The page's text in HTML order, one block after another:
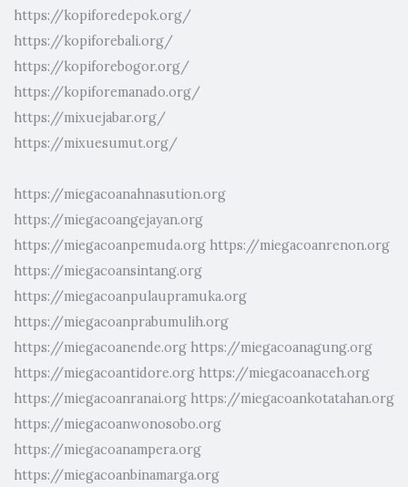
https://kopiforedepok.org/
https://kopiforebali.org/
https://kopiforebogor.org/
https://kopiforemanado.org/
https://mixuejabar.org/
https://mixuesumut.org/
https://miegacoanahnasution.org
https://miegacoangejayan.org
https://miegacoanpemuda.org https://miegacoanrenon.org
https://miegacoansintang.org
https://miegacoanpulaupramuka.org
https://miegacoanprabumulih.org
https://miegacoanende.org https://miegacoanagung.org
https://miegacoantidore.org https://miegacoanaceh.org
https://miegacoanranai.org https://miegacoankotatahan.org
https://miegacoanwonosobo.org
https://miegacoanampera.org
https://miegacoanbinamarga.org